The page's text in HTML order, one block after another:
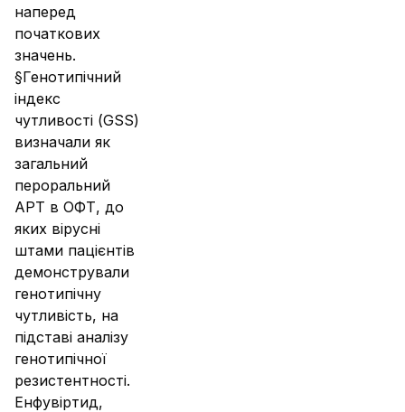
наперед
початкових
значень.
§Генотипічний
індекс
чутливості (GSS)
визначали як
загальний
пероральний
АРТ в ОФТ, до
яких вірусні
штами пацієнтів
демонстрували
генотипічну
чутливість, на
підставі аналізу
генотипічної
резистентності.
Енфувіртид,